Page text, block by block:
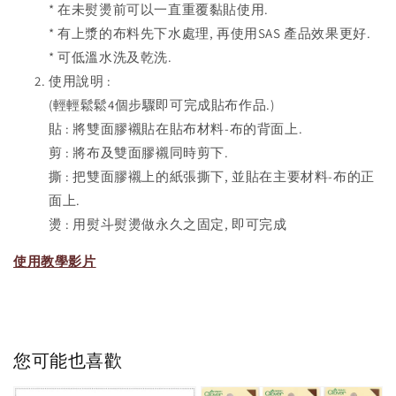
* 在未熨燙前可以一直重覆黏貼使用.
* 有上漿的布料先下水處理, 再使用SAS 產品效果更好.
* 可低溫水洗及乾洗.
使用說明 :
(輕輕鬆鬆4個步驟即可完成貼布作品.)
貼 : 將雙面膠襯貼在貼布材料-布的背面上.
剪 : 將布及雙面膠襯同時剪下.
撕 : 把雙面膠襯上的紙張撕下, 並貼在主要材料-布的正
面上.
燙 : 用熨斗熨燙做永久之固定, 即可完成
使用教學影片
您可能也喜歡